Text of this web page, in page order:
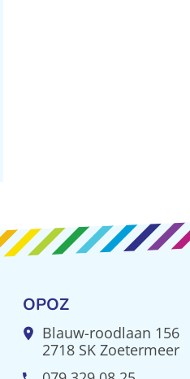
OPOZ
Blauw-roodlaan 156
2718 SK Zoetermeer